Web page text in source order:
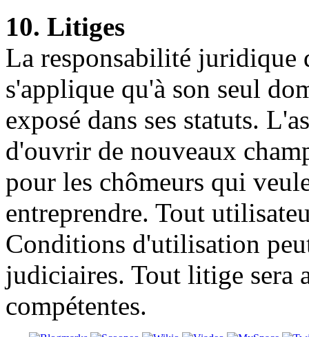
10. Litiges
La responsabilité juridique
s'applique qu'à son seul
exposé dans ses statuts.
d'ouvrir de nouveaux
pour les chômeurs qui
entreprendre. Tout
Conditions d'utilisation
judiciaires. Tout litige sera
compétentes.